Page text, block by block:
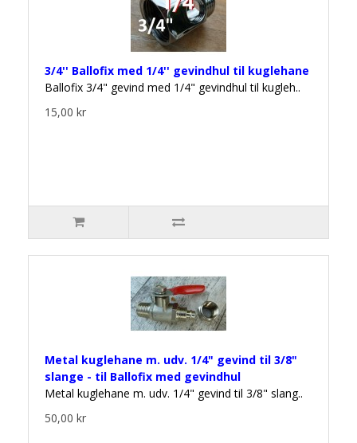
3/4'' Ballofix med 1/4'' gevindhul til kuglehane
Ballofix 3/4" gevind med 1/4" gevindhul til kugleh..
15,00 kr
Metal kuglehane m. udv. 1/4" gevind til 3/8"
slange - til Ballofix med gevindhul
Metal kuglehane m. udv. 1/4" gevind til 3/8" slang..
50,00 kr